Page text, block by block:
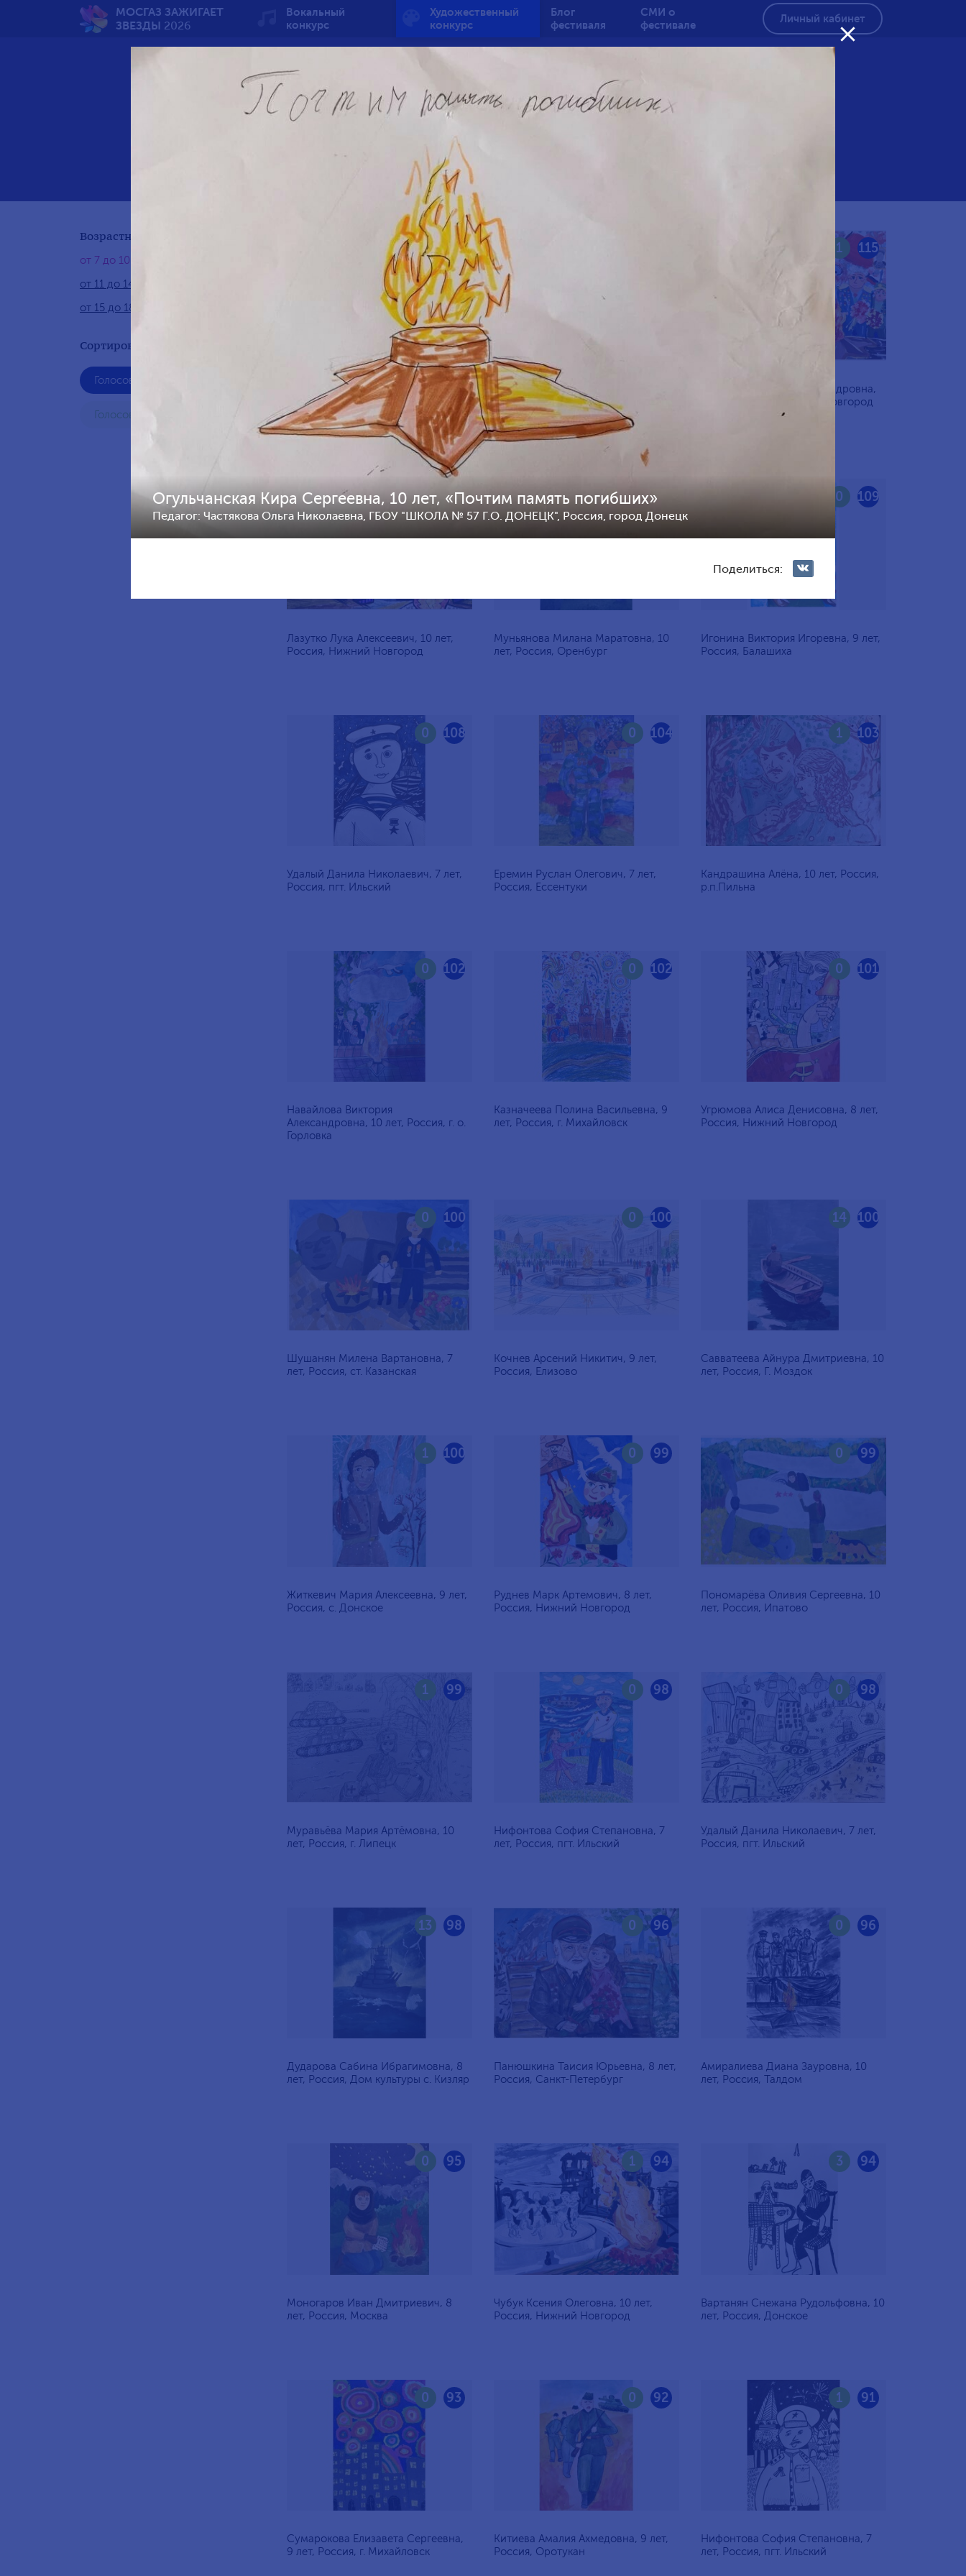
МОСГАЗ ЗАЖИГАЕТ
ЗВЕЗДЫ 2026
Вокальный
конкурс
Художественный
конкурс
Блог
фестиваля
СМИ о
фестивале
Личный кабинет

Огульчанская Кира Сергеевна, 10 лет, «Почтим память погибших»
Педагог: Частякова Ольга Николаевна, ГБОУ "ШКОЛА № 57 Г.О. ДОНЕЦК", Россия, город Донецк
Поделиться:
Вечный огонь — вечная память
от 7 до 10 лет
Возрастная группа:
от 7 до 10 лет
от 11 до 14 лет
от 15 до 18 лет
Сортировать по результату:
Голосование жюри
Голосования зрителей
131
1
Павлова Ярослава Геннадьевна, 9
лет, Россия, Михайловск
Мартый-оол Анчы-Белек
Шолбанович, 10 лет, Россия, Санкт-
Петербург
115
1
Кириллова Мария Александровна,
10 лет, Россия, Нижний Новгород
112
0
Лазутко Лука Алексеевич, 10 лет,
Россия, Нижний Новгород
111
2
Муньянова Милана Маратовна, 10
лет, Россия, Оренбург
109
0
Игонина Виктория Игоревна, 9 лет,
Россия, Балашиха
108
0
Удалый Данила Николаевич, 7 лет,
Россия, пгт. Ильский
104
0
Еремин Руслан Олегович, 7 лет,
Россия, Ессентуки
103
1
Кандрашина Алёна, 10 лет, Россия,
р.п.Пильна
102
0
Навайлова Виктория
Александровна, 10 лет, Россия, г. о.
Горловка
102
0
Казначеева Полина Васильевна, 9
лет, Россия, г. Михайловск
101
0
Угрюмова Алиса Денисовна, 8 лет,
Россия, Нижний Новгород
100
0
Шушанян Милена Вартановна, 7
лет, Россия, ст. Казанская
100
0
Кочнев Арсений Никитич, 9 лет,
Россия, Елизово
100
14
Савватеева Айнура Дмитриевна, 10
лет, Россия, Г. Моздок
100
1
Житкевич Мария Алексеевна, 9 лет,
Россия, c. Донское
99
0
Руднев Марк Артемович, 8 лет,
Россия, Нижний Новгород
99
0
Пономарёва Оливия Сергеевна, 10
лет, Россия, Ипатово
99
1
Муравьёва Мария Артёмовна, 10
лет, Россия, г. Липецк
98
0
Нифонтова София Степановна, 7
лет, Россия, пгт. Ильский
98
0
Удалый Данила Николаевич, 7 лет,
Россия, пгт. Ильский
98
13
Дударова Сабина Ибрагимовна, 8
лет, Россия, Дом культуры с. Кизляр
96
0
Панюшкина Таисия Юрьевна, 8 лет,
Россия, Санкт-Петербург
96
0
Амиралиева Диана Зауровна, 10
лет, Россия, Талдом
95
0
Моногаров Иван Дмитриевич, 8
лет, Россия, Москва
94
1
Чубук Ксения Олеговна, 10 лет,
Россия, Нижний Новгород
94
3
Вартанян Снежана Рудольфовна, 10
лет, Россия, Донское
93
0
Сумарокова Елизавета Сергеевна,
9 лет, Россия, г. Михайловск
92
0
Китиева Амалия Ахмедовна, 9 лет,
Россия, Оротукан
91
1
Нифонтова София Степановна, 7
лет, Россия, пгт. Ильский